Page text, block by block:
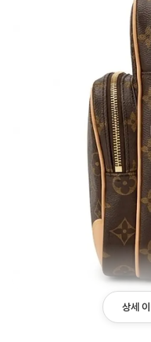
상세